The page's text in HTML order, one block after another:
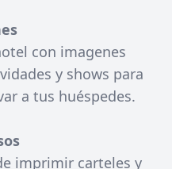
con imagenes
y shows para
a tus huéspedes.
imprimir carteles y